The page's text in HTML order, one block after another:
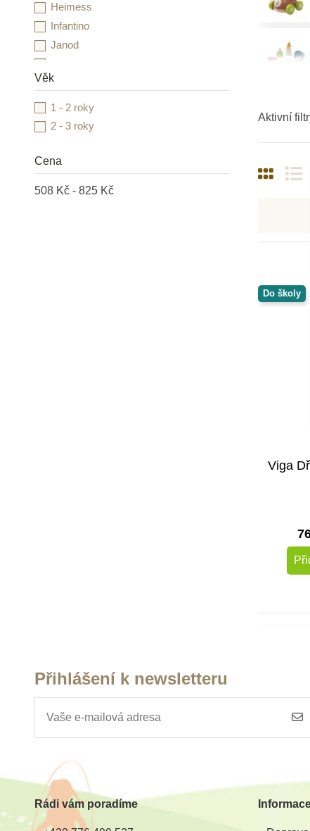
Aktivní
Do školy
Viga
Heimess
Infantino
Janod
Little Dutch
LUDI
MontessoriHracky.cz
MyMoo
NEW BABY
Nienhuis Montessori
Věk
1 - 2 roky
2 - 3 roky
Cena
508 Kč - 825 Kč
Přihlášení k newsletteru
Rádi vám poradíme